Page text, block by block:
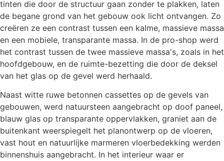
tinten die door de structuur gaan zonder te plakken, laten
de begane grond van het gebouw ook licht ontvangen. Zo
creëren ze een contrast tussen een kalme, massieve massa
en een mobiele, transparante massa. In de pro-shop werd
het contrast tussen de twee massieve massa's, zoals in het
hoofdgebouw, en de ruimte-bezetting die door de deksel
van het glas op de gevel werd herhaald.
Naast witte ruwe betonnen cassettes op de gevels van
gebouwen, werd natuursteen aangebracht op doof paneel,
blauw glas op transparante oppervlakken, graniet aan de
buitenkant weerspiegelt het planontwerp op de vloeren,
vast hout en natuurlijke marmeren vloerbedekking werden
binnenshuis aangebracht. In het interieur waar er